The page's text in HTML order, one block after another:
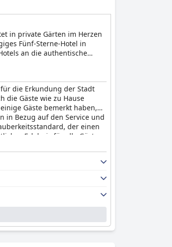
in private Gärten im Herzen
Fünf-Sterne-Hotel in
an die authentische
die Erkundung der Stadt
die Gäste wie zu Hause
Gäste bemerkt haben,
in Bezug auf den Service und
der einen
Erlebnis für alle Gäste